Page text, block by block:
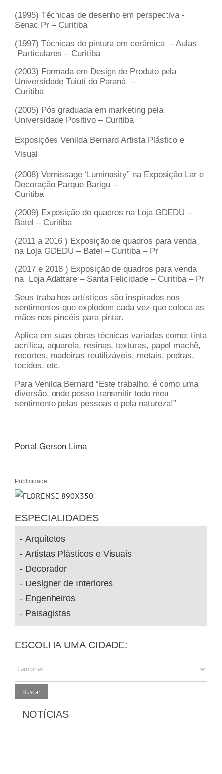
(1995) Técnicas de desenho em perspectiva -
Senac Pr – Curitiba
(1997) Técnicas de pintura em cerâmica – Aulas
Particulares – Curitiba
(2003) Formada em Design de Produto pela
Universidade Tuiuti do Paraná –
Curitiba
(2005) Pós graduada em marketing pela
Universidade Positivo – Curitiba
Exposições Venilda Bernard Artista Plástico e
Visual
(2008) Vernissage ‘Luminosity” na Exposição Lar e
Decoração Parque Barigui –
Curitiba
(2009) Exposição de quadros na Loja GDEDU –
Batel – Curitiba
(2011 a 2016 ) Exposição de quadros para venda
na Loja GDEDU – Batel – Curitiba – Pr
(2017 e 2018 ) Exposição de quadros para venda
na Loja Adattare – Santa Felicidade – Curitiba – Pr
Seus trabalhos artísticos são inspirados nos
sentimentos que explodem cada vez que coloca as
mãos nos pincéis para pintar.
Aplica em suas obras técnicas variadas como: tinta
acrílica, aquarela, resinas, texturas, papel machê,
recortes, madeiras reutilizáveis, metais, pedras,
tecidos, etc.
Para Venilda Bernard “Este trabalho, é como uma
diversão, onde posso transmitir todo meu
sentimento pelas pessoas e pela natureza!”
Portal Gerson Lima
Publicidade
ESPECIALIDADES
Arquitetos
Artistas Plásticos e Visuais
Decorador
Designer de Interiores
Engenheiros
Paisagistas
ESCOLHA UMA CIDADE:
NOTÍCIAS